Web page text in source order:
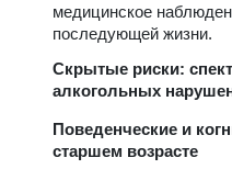
медицинское
последующей жизни.
Скрытые риски:
алкогольных
Поведенческие и
старшем возрасте